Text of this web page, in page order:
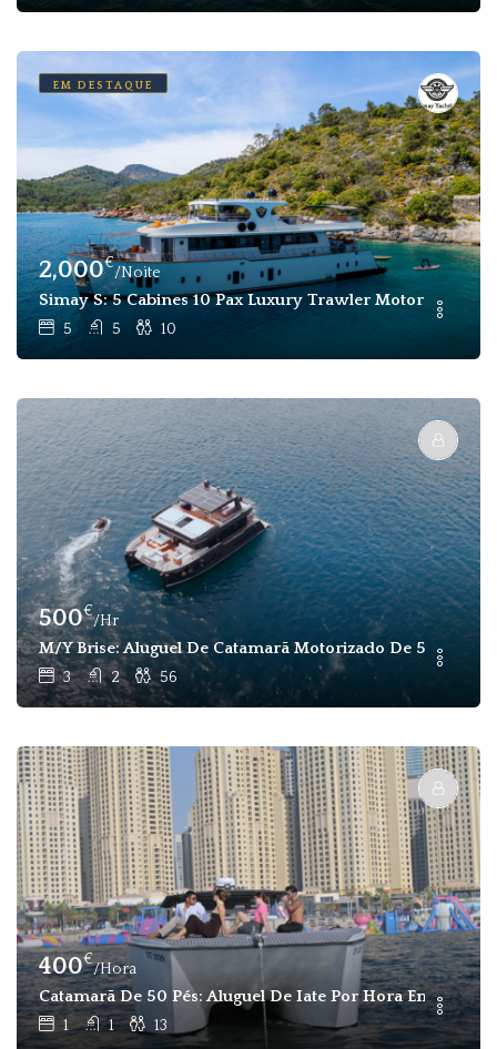
EM DESTAQUE
2,000€
/Noite
Simay S: 5 Cabines 10 Pax Luxury Trawler Motor Yacht
5 5 10
500€
/Hr
M/Y Brise: Aluguel De Catamarã Motorizado De 56 Pax
3 2 56
400€
/Hora
Catamarã De 50 Pés: Aluguel De Iate Por Hora Em Dubai,
1 1 13